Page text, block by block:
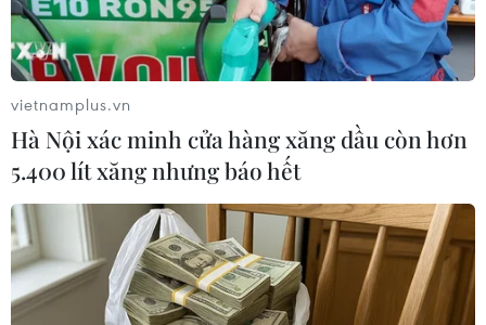
#Tây Ninh
#Quân đội Nhân dân
#Quốc phòng toàn dân
#cách mạng lão thànhTrung ương Cục miền Nam
#tuổi trẻ Tây Ninh
Theo dõi VietnamPlus
vietnamplus.vn
Hà Nội xác minh cửa hàng xăng dầu còn hơn
5.400 lít xăng nhưng báo hết